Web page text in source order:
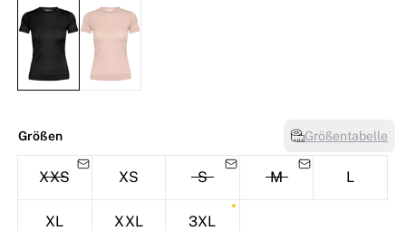
Größen Größentabelle
XXS XS S M L
XL XXL 3XL